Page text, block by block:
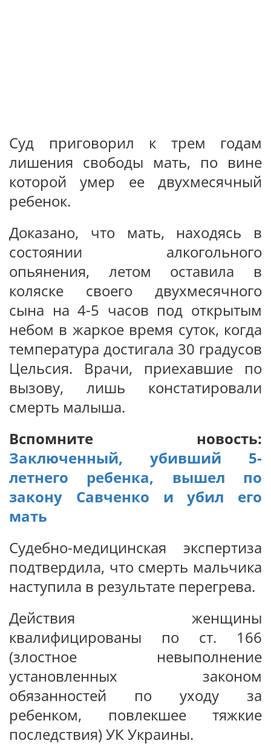
Суд приговорил к трем годам
лишения свободы мать, по вине
которой умер ее двухмесячный
ребенок.
Доказано, что мать, находясь в
состоянии алкогольного
опьянения, летом оставила в
коляске своего двухмесячного
сына на 4-5 часов под открытым
небом в жаркое время суток, когда
температура достигала 30 градусов
Цельсия. Врачи, приехавшие по
вызову, лишь констатировали
смерть малыша.
Вспомните новость:
Заключенный, убивший 5-
летнего ребенка, вышел по
закону Савченко и убил его
мать
Судебно-медицинская экспертиза
подтвердила, что смерть мальчика
наступила в результате перегрева.
Действия женщины
квалифицированы по ст. 166
(злостное невыполнение
установленных законом
обязанностей по уходу за
ребенком, повлекшее тяжкие
последствия) УК Украины.